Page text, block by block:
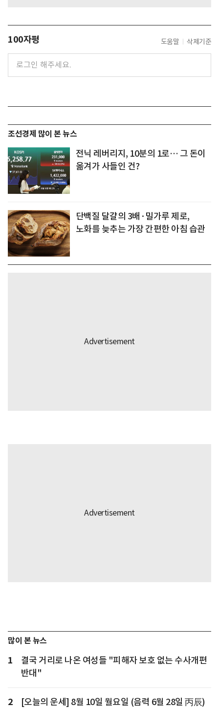
100자평 도움말 삭제기준
조선경제 많이 본 뉴스
전닉 레버리지, 10분의 1로… 그 돈이
옮겨가 사들인 건?
단백질 달걀의 3배·밀가루 제로,
노화를 늦추는 가장 간편한 아침 습관
많이 본 뉴스
1
결국 거리로 나온 여성들 "피해자 보호 없는 수사개편
반대"
2 [오늘의 운세] 8월 10일 월요일 (음력 6월 28일 丙辰)